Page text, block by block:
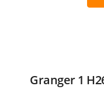
Granger 1